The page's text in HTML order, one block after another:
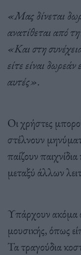
«Μας δίνεται
ανατίθεται από
«Και στη
είτε είναι
αυτές».
Οι χρήστες
στέλνουν
παίζουν
μεταξύ άλλων
Υπάρχουν ακόμα
μουσικής, όπως
Τα τραγούδια